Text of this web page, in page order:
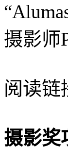
摄影师
阅读链
摄影奖